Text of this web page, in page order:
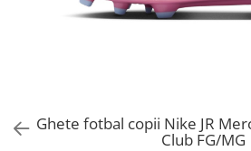
Bluze fotbal copii
Sorturi fotbal femei
Ghete fotbal copii Nike JR
Club FG/MG